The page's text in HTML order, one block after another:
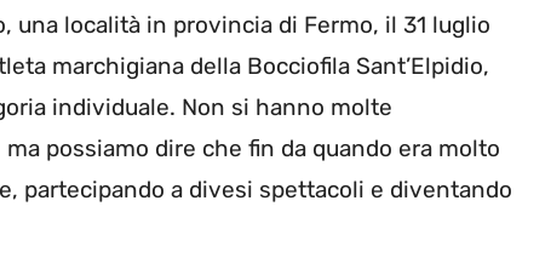
una località in provincia di Fermo, il 31 luglio
marchigiana della Bocciofila Sant’Elpidio,
individuale. Non si hanno molte
possiamo dire che fin da quando era molto
partecipando a divesi spettacoli e diventando